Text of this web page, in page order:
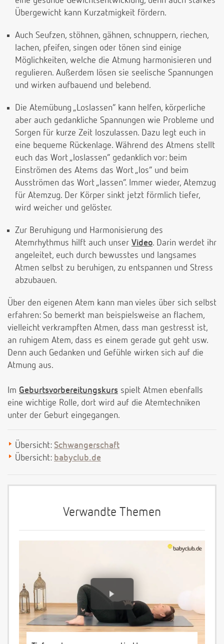
Übergewicht kann Kurzatmigkeit fördern.
Auch Seufzen, stöhnen, gähnen, schnuppern, riechen,
lachen, pfeifen, singen oder tönen sind einige
Möglichkeiten, welche die Atmung harmonisieren und
regulieren. Außerdem lösen sie seelische Spannungen
und wirken aufbauend und belebend.
Die Atemübung „Loslassen“ kann helfen, körperliche
aber auch gedankliche Spannungen wie Probleme und
Sorgen für kurze Zeit loszulassen. Dazu legt euch in
eine bequeme Rückenlage. Während des Atmens stellt
euch das Wort „loslassen“ gedanklich vor: beim
Einströmen des Atems das Wort „los“ und beim
Ausströmen das Wort „lassen“. Immer wieder, Atemzug
für Atemzug. Der Körper sinkt jetzt förmlich tiefer,
wird weicher und gelöster.
Zur Beruhigung und Harmonisierung des
Atemrhythmus hilft auch unser Video. Darin werdet ihr
angeleitet, euch durch bewusstes und langsames
Atmen selbst zu beruhigen, zu entspannen und Stress
abzubauen.
Über den eigenen Atem kann man vieles über sich selbst
erfahren: So bemerkt man beispielsweise an flachem,
vielleicht verkrampften Atmen, dass man gestresst ist,
an ruhigem Atem, dass es einem gerade gut geht usw.
Denn auch Gedanken und Gefühle wirken sich auf die
Atmung aus.
Im Geburtsvorbereitungskurs spielt Atmen ebenfalls
eine wichtige Rolle, dort wird auf die Atemtechniken
unter der Geburt eingegangen.
Übersicht: Schwangerschaft
Übersicht: babyclub.de
Verwandte Themen